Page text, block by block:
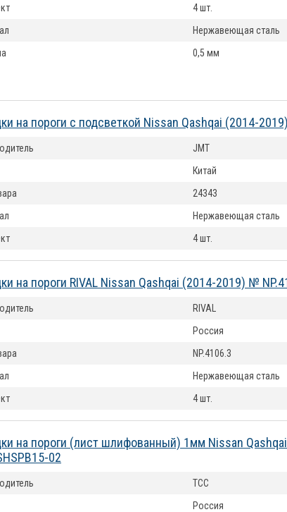
4 шт.
Нержавеющая сталь
0,5 мм
на пороги с подсветкой Nissan Qashqai (2014-
JMT
Китай
24343
Нержавеющая сталь
4 шт.
на пороги RIVAL Nissan Qashqai (2014-2019) №
RIVAL
Россия
NP.4106.3
Нержавеющая сталь
4 шт.
на пороги (лист шлифованный) 1мм Nissan
02
ТСС
Россия